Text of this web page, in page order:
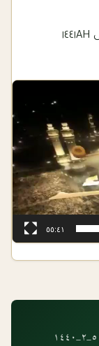
Wed ٢٧ جمادى الأولى ١٤٤١AH
٥٥:٤١